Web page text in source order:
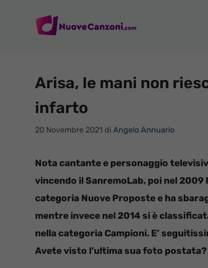
Arisa, le mani non
infarto
20 Novembre 2021 di Angelo Annuario
Nota cantante e personaggio
vincendo il SanremoLab, poi nel
categoria Nuove Proposte e ha
mentre invece nel 2014 si è
nella categoria Campioni. E’
Avete visto l’ultima sua foto postata?